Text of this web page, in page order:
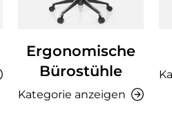
Ergonomische
Bürostühle
Kategorie anzeigen